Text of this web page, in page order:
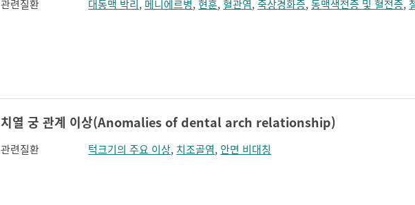
관련질환 대동맥 박리, 메니에르병,현훈,혈관염,죽상경화증,동맥색전증 및 혈전증,
치열 궁 관계 이상(Anomalies of dental arch relationship)
관련질환 턱크기의 주요 이상, 치조골염, 안면 비대칭